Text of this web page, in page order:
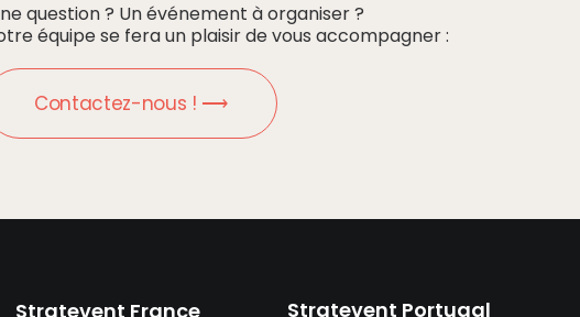
question ? Un événement à organiser ?
équipe se fera un plaisir de vous accompagner :
Contactez-nous ! ⟶
Stratevent France Stratevent Portugal